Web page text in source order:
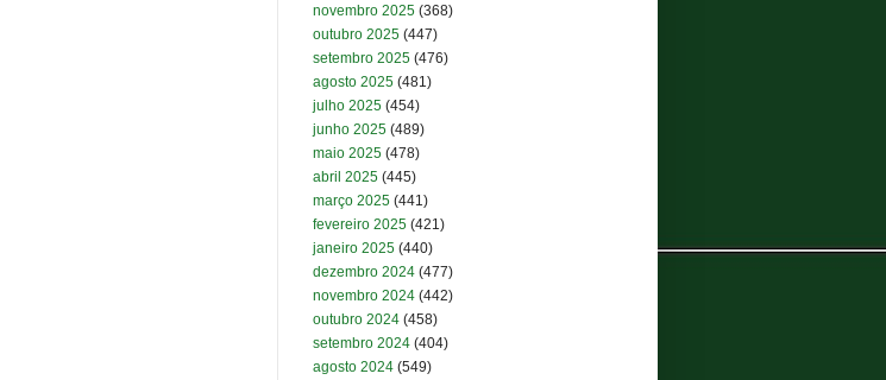
novembro 2025 (368)
outubro 2025 (447)
setembro 2025 (476)
agosto 2025 (481)
julho 2025 (454)
junho 2025 (489)
maio 2025 (478)
abril 2025 (445)
março 2025 (441)
fevereiro 2025 (421)
janeiro 2025 (440)
dezembro 2024 (477)
novembro 2024 (442)
outubro 2024 (458)
setembro 2024 (404)
agosto 2024 (549)